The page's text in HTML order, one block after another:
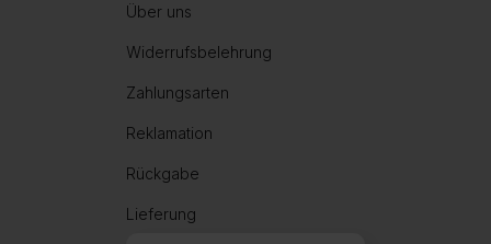
Über uns
Widerrufsbelehrung
Zahlungsarten
Reklamation
Rückgabe
Lieferung